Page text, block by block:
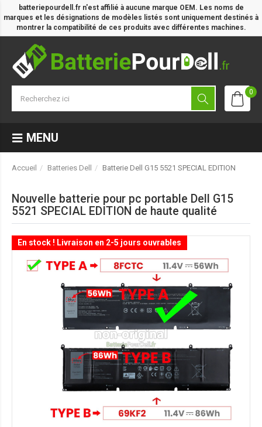
batteriepourdell.fr n'est affilié à aucune marque OEM. Les noms de
marques et les désignations de modèles listés sont uniquement destinés à
montrer la compatibilité de ces produits avec différentes machines.
0
MENU
Accueil Batteries Dell Batterie Dell G15 5521 SPECIAL EDITION
Nouvelle batterie pour pc portable Dell G15
5521 SPECIAL EDITION de haute qualité
En stock ! Livraison en 2-5 jours ouvrables